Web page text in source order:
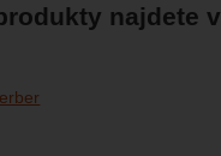
najdete v